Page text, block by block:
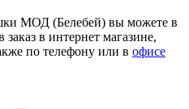
МОД (Белебей) вы можете в
заказ в интернет магазине,
по телефону или в офисе